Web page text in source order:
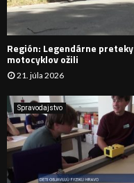
Región: Legendárne preteky
motocyklov ožili
21. júla 2026
Spravodajstvo